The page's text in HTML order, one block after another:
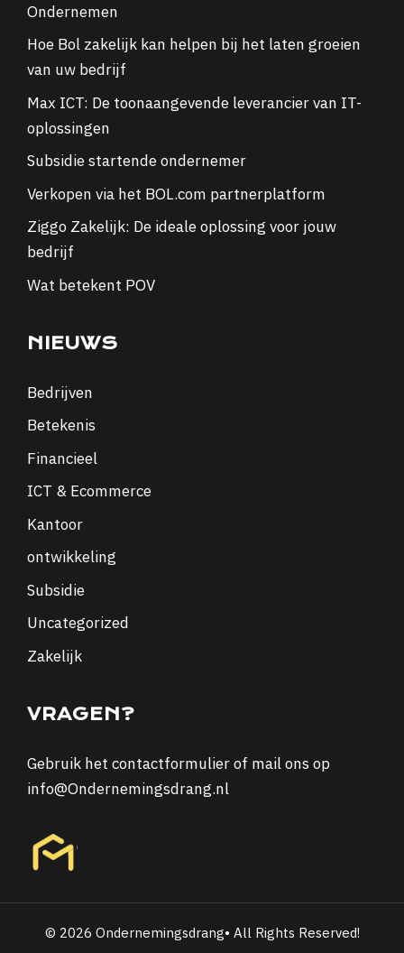
Ondernemen
Hoe Bol zakelijk kan helpen bij het laten groeien
van uw bedrijf
Max ICT: De toonaangevende leverancier van IT-
oplossingen
Subsidie startende ondernemer
Verkopen via het BOL.com partnerplatform
Ziggo Zakelijk: De ideale oplossing voor jouw
bedrijf
Wat betekent POV
NIEUWS
Bedrijven
Betekenis
Financieel
ICT & Ecommerce
Kantoor
ontwikkeling
Subsidie
Uncategorized
Zakelijk
VRAGEN?
Gebruik het contactformulierof mail ons op
info@Ondernemingsdrang.nl
© 2026 Ondernemingsdrang• All Rights Reserved!